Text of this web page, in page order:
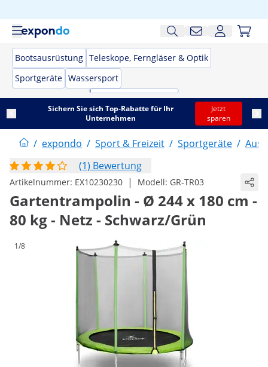
Bootsausrüstung Teleskope, Ferngläser & Optik
Sportgeräte Wassersport
Sichern Sie sich Top-Rabatte für Ihr
Unternehmen
Jetzt
sparen
/ expondo / Sport & Freizeit / Sportgeräte /
(1) Bewertung
Artikelnummer: EX10230230 | Modell: GR-TR03
Gartentrampolin - Ø 244 x 180 cm -
80 kg - Netz - Schwarz/Grün
1/8